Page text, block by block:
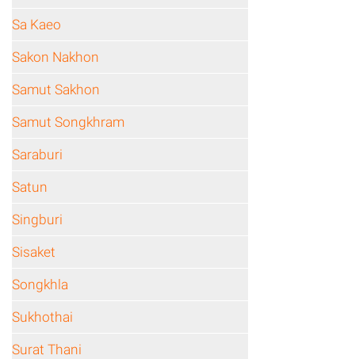
Sa Kaeo
Sakon Nakhon
Samut Sakhon
Samut Songkhram
Saraburi
Satun
Singburi
Sisaket
Songkhla
Sukhothai
Surat Thani